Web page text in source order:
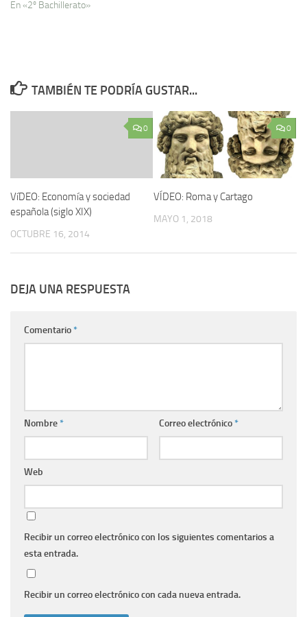
En «2º Bachillerato»
TAMBIÉN TE PODRÍA GUSTAR...
0
VíDEO: Economí­a y sociedad
española (siglo XIX)
OCTUBRE 16, 2014
0
VÍDEO: Roma y Cartago
MAYO 1, 2018
DEJA UNA RESPUESTA
Comentario*
Nombre* Correo electrónico*
Web
Recibir un correo electrónico con los siguientes comentarios a
esta entrada.
Recibir un correo electrónico con cada nueva entrada.